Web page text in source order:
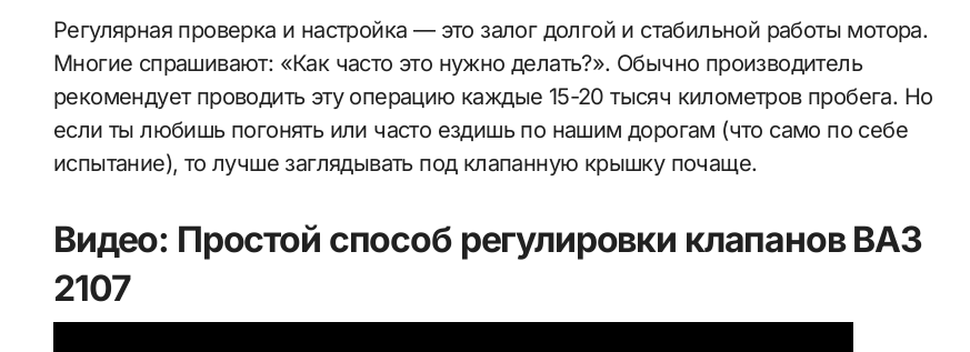
Регулярная проверка и настройка — это залог долгой и стабильной работы мотора.
Многие спрашивают: «Как часто это нужно делать?». Обычно производитель
рекомендует проводить эту операцию каждые 15-20 тысяч километров пробега. Но
если ты любишь погонять или часто ездишь по нашим дорогам (что само по себе
испытание), то лучше заглядывать под клапанную крышку почаще.
Видео: Простой способ регулировки клапанов ВАЗ
2107